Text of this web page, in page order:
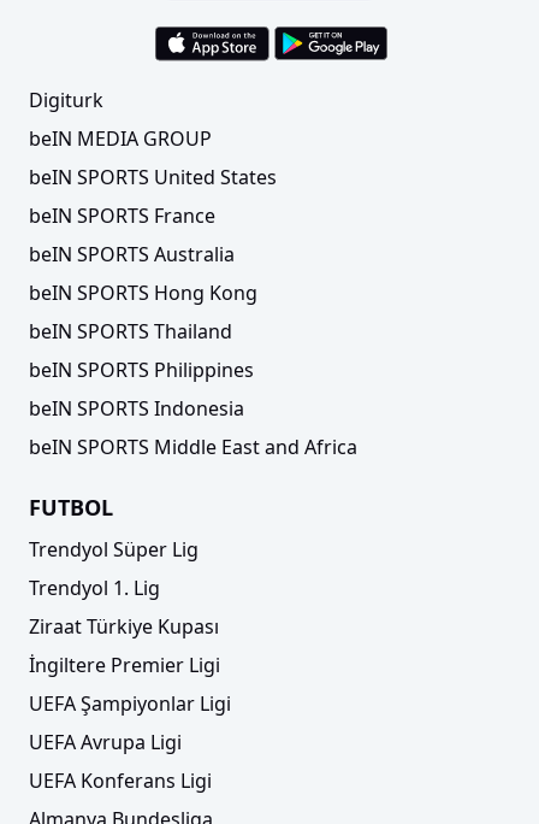
Digiturk
beIN MEDIA GROUP
beIN SPORTS United States
beIN SPORTS France
beIN SPORTS Australia
beIN SPORTS Hong Kong
beIN SPORTS Thailand
beIN SPORTS Philippines
beIN SPORTS Indonesia
beIN SPORTS Middle East and Africa
FUTBOL
Trendyol Süper Lig
Trendyol 1. Lig
Ziraat Türkiye Kupası
İngiltere Premier Ligi
UEFA Şampiyonlar Ligi
UEFA Avrupa Ligi
UEFA Konferans Ligi
Almanya Bundesliga